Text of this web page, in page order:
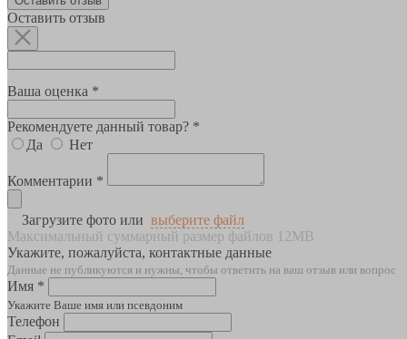
Оставить отзыв
Ваша оценка *
Рекомендуете данный товар? *
Да
Нет
Комментарии *
Загрузите фото или выберите файл
Максимальный суммарный размер файлов 12MB
Укажите, пожалуйста, контактные данные
Данные не публикуются и нужны, чтобы ответить на ваш отзыв или вопрос
Имя *
Укажите Ваше имя или псевдоним
Телефон